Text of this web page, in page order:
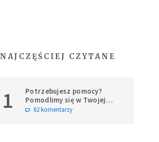
NAJCZĘŚCIEJ CZYTANE
1
Potrzebujesz pomocy?
Pomodlimy się w Twojej
intencji
62 komentarzy